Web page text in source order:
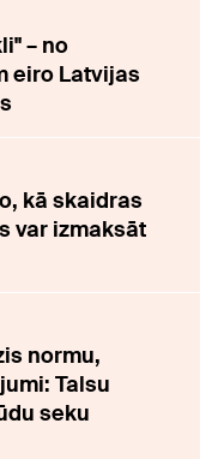
– no
eiro Latvijas
kā skaidras
var izmaksāt
normu,
Talsu
seku